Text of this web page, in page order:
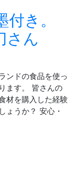
き。
さん
ンドの食品を使っ
ます。 皆さんの
材を購入した経験
ょうか？ 安心・